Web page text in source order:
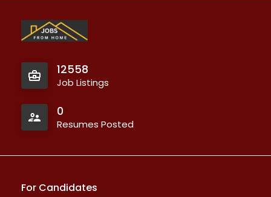
12558
Job Listings
0
Resumes Posted
For Candidates